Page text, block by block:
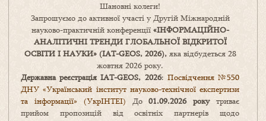
Шановні колеги!
Запрошуємо до активної участі у Другій Міжнародній
науково-практичній конференції «ІНФОРМАЦІЙНО-
АНАЛІТИЧНІ ТРЕНДИ ГЛОБАЛЬНОЇ ВІДКРИТОЇ
ОСВІТИ І НАУКИ» (IAT-GEOS, 2026),яка відбудеться 28
жовтня 2026 року.
Державна реєстрація IAT-GEOS, 2026: Посвідчення №550
ДНУ «Український інститут науково-технічної експертизи
та інформації» (УкрІНТЕІ) До01.09.2026 рокутриває
прийом пропозицій від освітніх партнерів щодо